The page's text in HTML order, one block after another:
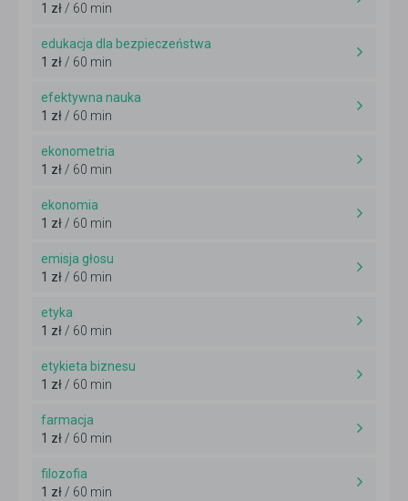
1 zł/ 60 min
edukacja dla bezpieczeństwa
1 zł/ 60 min
efektywna nauka
1 zł/ 60 min
ekonometria
1 zł/ 60 min
ekonomia
1 zł/ 60 min
emisja głosu
1 zł/ 60 min
etyka
1 zł/ 60 min
etykieta biznesu
1 zł/ 60 min
farmacja
1 zł/ 60 min
filozofia
1 zł/ 60 min